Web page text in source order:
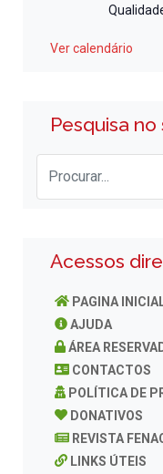
Ver calendário
Pesquisa no
Acessos
PAGINA
AJUDA
ÁREA
CONTACTOS
POLÍTICA DE
DONATIVOS
REVISTA
LINKS ÚTEIS